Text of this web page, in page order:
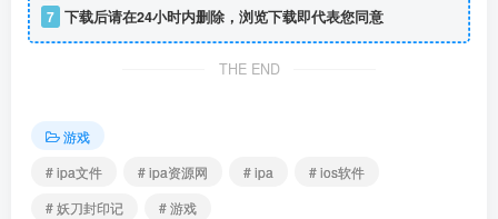
7 下载后请在24小时内删除，浏览下载即代表您同意
THE END
游戏
# ipa文件
# ipa资源网 # ipa
# ios软件
# 妖刀封印记
# 游戏